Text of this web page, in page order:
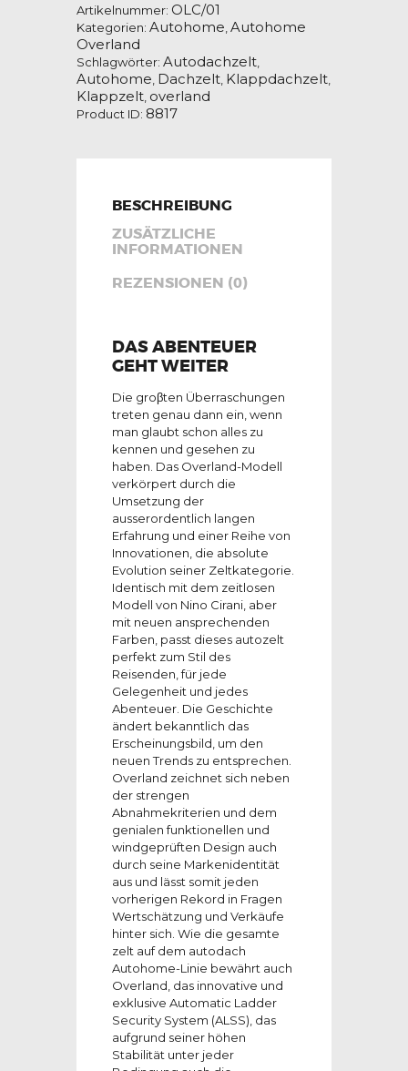
Artikelnummer: OLC/01
Kategorien: Autohome Autohome
Overland
Schlagwörter: Autodachzelt
Autohome Dachzelt Klappdachzelt
Klappzelt overland
Product ID: 8817
BESCHREIBUNG
ZUSÄTZLICHE
INFORMATIONEN
REZENSIONEN (0)
DAS ABENTEUER
GEHT WEITER
Die groβten Überraschungen
treten genau dann ein, wenn
man glaubt schon alles zu
kennen und gesehen zu
haben. Das Overland-Modell
verkörpert durch die
Umsetzung der
ausserordentlich langen
Erfahrung und einer Reihe von
Innovationen, die absolute
Evolution seiner Zeltkategorie.
Identisch mit dem zeitlosen
Modell von Nino Cirani, aber
mit neuen ansprechenden
Farben, passt dieses autozelt
perfekt zum Stil des
Reisenden, für jede
Gelegenheit und jedes
Abenteuer. Die Geschichte
ändert bekanntlich das
Erscheinungsbild, um den
neuen Trends zu entsprechen.
Overland zeichnet sich neben
der strengen
Abnahmekriterien und dem
genialen funktionellen und
windgeprüften Design auch
durch seine Markenidentität
aus und lässt somit jeden
vorherigen Rekord in Fragen
Wertschätzung und Verkäufe
hinter sich. Wie die gesamte
zelt auf dem autodach
Autohome-Linie bewährt auch
Overland, das innovative und
exklusive Automatic Ladder
Security System (ALSS), das
aufgrund seiner höhen
Stabilität unter jeder